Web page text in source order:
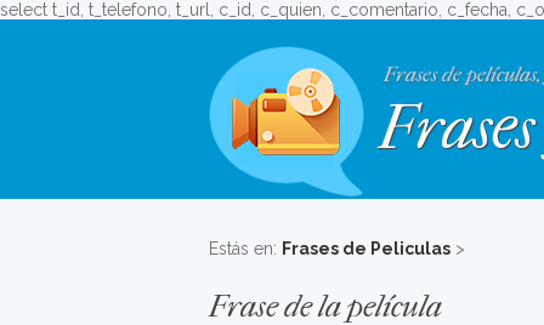
select t_id, t_telefono, t_url, c_id, c_quien, c_comentario, c_fecha,
Frases de
Estás en: Frases de Peliculas >
Frase de la película